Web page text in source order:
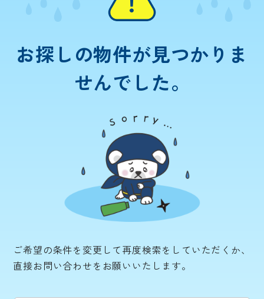
お探しの物件が見つかりま
せんでした。
ご希望の条件を変更して再度検索をしていただくか、
直接お問い合わせをお願いいたします。